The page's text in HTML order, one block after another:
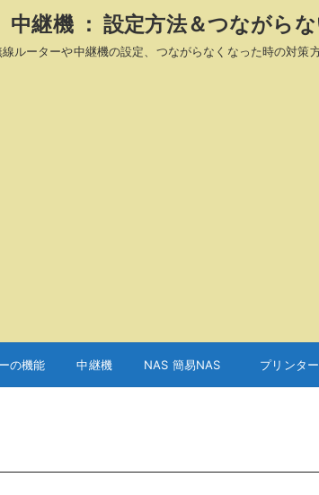
継機 ： 設定方法＆つながらな
ルーターや中継機の設定、つながらなくなった時の対策
の機能 中継機 NAS 簡易NAS プリンタ